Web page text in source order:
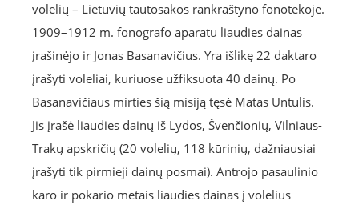
volelių – Lietuvių tautosakos rankraštyno fonotekoje.
1909–1912 m. fonografo aparatu liaudies dainas
įrašinėjo ir Jonas Basanavičius. Yra išlikę 22 daktaro
įrašyti voleliai, kuriuose užfiksuota 40 dainų. Po
Basanavičiaus mirties šią misiją tęsė Matas Untulis.
Jis įrašė liaudies dainų iš Lydos, Švenčionių, Vilniaus-
Trakų apskričių (20 volelių, 118 kūrinių, dažniausiai
įrašyti tik pirmieji dainų posmai). Antrojo pasaulinio
karo ir pokario metais liaudies dainas į volelius